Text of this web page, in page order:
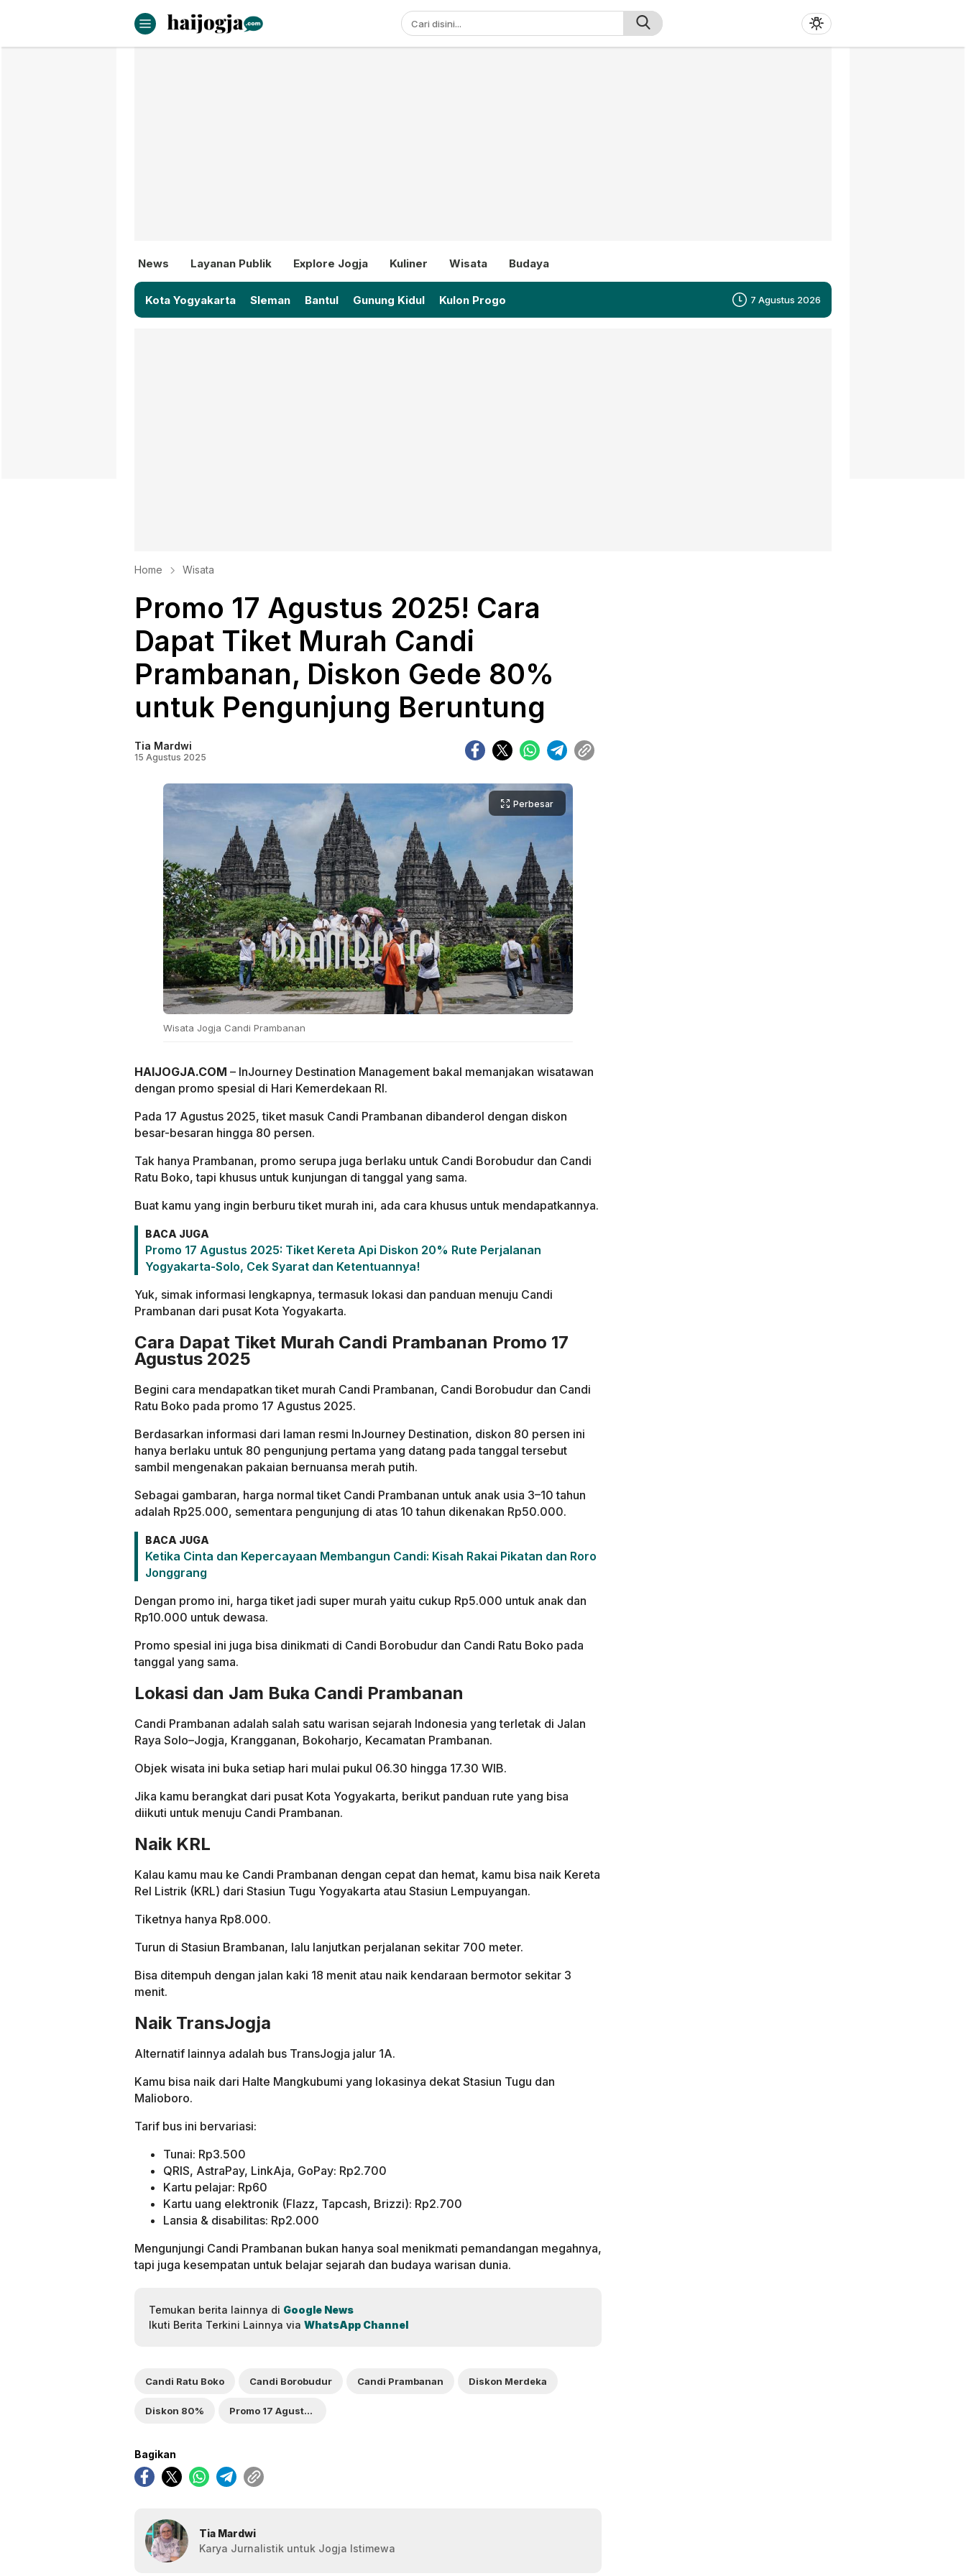
haijogja.com
Berita Jogja Terbaru dan Terkini
News Layanan Publik Explore Jogja Kuliner Wisata Budaya
Kota Yogyakarta Sleman Bantul Gunung Kidul Kulon Progo 7 Agustus 2026
Home Wisata
Promo 17 Agustus 2025! Cara
Dapat Tiket Murah Candi
Prambanan, Diskon Gede 80%
untuk Pengunjung Beruntung
Tia Mardwi
15 Agustus 2025
Perbesar
Wisata Jogja Candi Prambanan
HAIJOGJA.COM – InJourney Destination Management bakal memanjakan wisatawan
dengan promo spesial di Hari Kemerdekaan RI.
Pada 17 Agustus 2025, tiket masuk Candi Prambanan dibanderol dengan diskon
besar-besaran hingga 80 persen.
Tak hanya Prambanan, promo serupa juga berlaku untuk Candi Borobudur dan Candi
Ratu Boko, tapi khusus untuk kunjungan di tanggal yang sama.
Buat kamu yang ingin berburu tiket murah ini, ada cara khusus untuk mendapatkannya.
BACA JUGA
Promo 17 Agustus 2025: Tiket Kereta Api Diskon 20% Rute Perjalanan
Yogyakarta-Solo, Cek Syarat dan Ketentuannya!
Yuk, simak informasi lengkapnya, termasuk lokasi dan panduan menuju Candi
Prambanan dari pusat Kota Yogyakarta.
Cara Dapat Tiket Murah Candi Prambanan Promo 17
Agustus 2025
Begini cara mendapatkan tiket murah Candi Prambanan, Candi Borobudur dan Candi
Ratu Boko pada promo 17 Agustus 2025.
Berdasarkan informasi dari laman resmi InJourney Destination, diskon 80 persen ini
hanya berlaku untuk 80 pengunjung pertama yang datang pada tanggal tersebut
sambil mengenakan pakaian bernuansa merah putih.
Sebagai gambaran, harga normal tiket Candi Prambanan untuk anak usia 3–10 tahun
adalah Rp25.000, sementara pengunjung di atas 10 tahun dikenakan Rp50.000.
BACA JUGA
Ketika Cinta dan Kepercayaan Membangun Candi: Kisah Rakai Pikatan dan Roro
Jonggrang
Dengan promo ini, harga tiket jadi super murah yaitu cukup Rp5.000 untuk anak dan
Rp10.000 untuk dewasa.
Promo spesial ini juga bisa dinikmati di Candi Borobudur dan Candi Ratu Boko pada
tanggal yang sama.
Lokasi dan Jam Buka Candi Prambanan
Candi Prambanan adalah salah satu warisan sejarah Indonesia yang terletak di Jalan
Raya Solo–Jogja, Krangganan, Bokoharjo, Kecamatan Prambanan.
Objek wisata ini buka setiap hari mulai pukul 06.30 hingga 17.30 WIB.
Jika kamu berangkat dari pusat Kota Yogyakarta, berikut panduan rute yang bisa
diikuti untuk menuju Candi Prambanan.
Naik KRL
Kalau kamu mau ke Candi Prambanan dengan cepat dan hemat, kamu bisa naik Kereta
Rel Listrik (KRL) dari Stasiun Tugu Yogyakarta atau Stasiun Lempuyangan.
Tiketnya hanya Rp8.000.
Turun di Stasiun Brambanan, lalu lanjutkan perjalanan sekitar 700 meter.
Bisa ditempuh dengan jalan kaki 18 menit atau naik kendaraan bermotor sekitar 3
menit.
Naik TransJogja
Alternatif lainnya adalah bus TransJogja jalur 1A.
Kamu bisa naik dari Halte Mangkubumi yang lokasinya dekat Stasiun Tugu dan
Malioboro.
Tarif bus ini bervariasi:
Tunai: Rp3.500
QRIS, AstraPay, LinkAja, GoPay: Rp2.700
Kartu pelajar: Rp60
Kartu uang elektronik (Flazz, Tapcash, Brizzi): Rp2.700
Lansia & disabilitas: Rp2.000
Mengunjungi Candi Prambanan bukan hanya soal menikmati pemandangan megahnya,
tapi juga kesempatan untuk belajar sejarah dan budaya warisan dunia.
Temukan berita lainnya di Google News
Ikuti Berita Terkini Lainnya via WhatsApp Channel
Candi Ratu Boko Candi Borobudur Candi Prambanan Diskon Merdeka
Diskon 80% Promo 17 Agustus 2025
Bagikan
Tia Mardwi
Karya Jurnalistik untuk Jogja Istimewa